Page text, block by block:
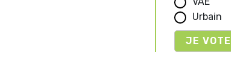
Urbain